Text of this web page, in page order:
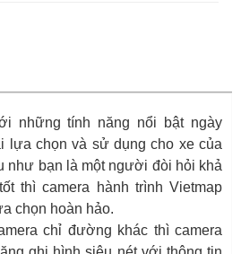
những tính năng nổi bật ngày
lựa chọn và sử dụng cho xe của
như bạn là một người đòi hỏi khả
thì camera hành trình Vietmap
chọn hoàn hảo.
chỉ đường khác thì camera